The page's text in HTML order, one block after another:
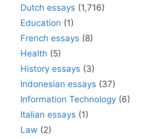
Dutch essays (1,716)
Education (1)
French essays (8)
Health (5)
History essays (3)
Indonesian essays (37)
Information Technology (6)
Italian essays (1)
Law (2)